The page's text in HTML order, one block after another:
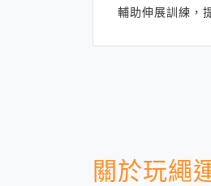
輔助伸展訓練，
關於玩繩